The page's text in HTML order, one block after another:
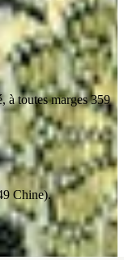
à toutes marges 359
Chine).